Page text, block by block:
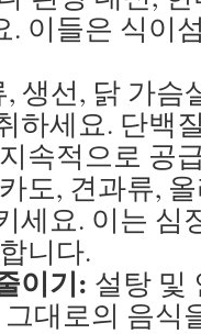
. 이들은 식이
생선, 닭 가슴
하세요. 단백
속적으로 공
도, 견과류,
세요. 이는 심
니다.
이기: 설탕 및
대로의 음식